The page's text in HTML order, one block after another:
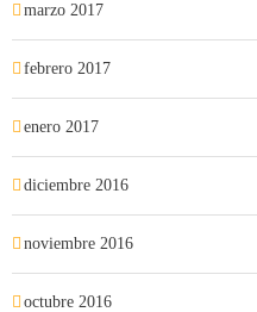
marzo 2017
febrero 2017
enero 2017
diciembre 2016
noviembre 2016
octubre 2016